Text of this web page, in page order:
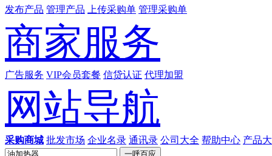
发布产品 管理产品 上传采购单 管理采购单
商家服务
广告服务 VIP会员套餐 信贷认证 代理加盟
网站导航
采购商城 批发市场 企业名录 通讯录 公司大全 帮助中心 产品